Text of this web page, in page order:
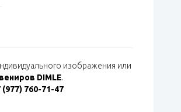
изображения или
DIMLE.
(977) 760-71-47